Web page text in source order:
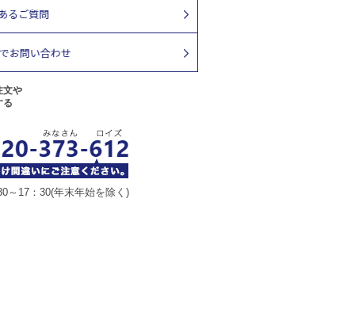
文や
る
～17：30(年末年始を除く)